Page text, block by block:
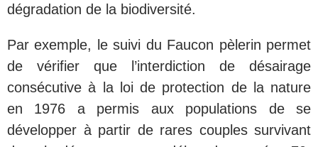
dégradation de la biodiversité.
Par exemple, le suivi du Faucon pèlerin permet
de vérifier que l’interdiction de désairage
consécutive à la loi de protection de la nature
en 1976 a permis aux populations de se
développer à partir de rares couples survivant